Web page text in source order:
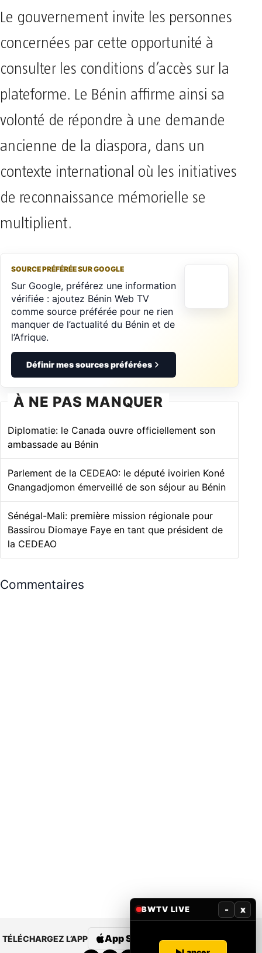
Le gouvernement invite les personnes
concernées par cette opportunité à
consulter les conditions d’accès sur la
plateforme. Le Bénin affirme ainsi sa
volonté de répondre à une demande
ancienne de la diaspora, dans un
contexte international où les initiatives
de reconnaissance mémorielle se
multiplient.
SOURCE PRÉFÉRÉE SUR GOOGLE
Sur Google, préférez une information
vérifiée : ajoutez Bénin Web TV
comme source préférée pour ne rien
manquer de l’actualité du Bénin et de
l’Afrique.
Définir mes sources préférées
À NE PAS MANQUER
Diplomatie: le Canada ouvre officiellement son
ambassade au Bénin
Parlement de la CEDEAO: le député ivoirien Koné
Gnangadjomon émerveillé de son séjour au Bénin
Sénégal-Mali: première mission régionale pour
Bassirou Diomaye Faye en tant que président de
la CEDEAO
Commentaires
TÉLÉCHARGEZ L’APP App Store Google Play
BWTV LIVE - x